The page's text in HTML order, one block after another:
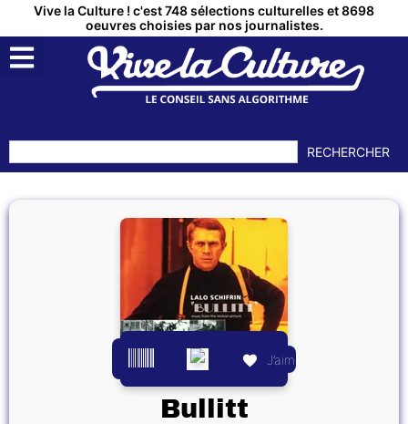
Vive la Culture ! c'est 748 sélections culturelles et 8698
oeuvres choisies par nos journalistes.
RECHERCHER
J’aime
Bullitt